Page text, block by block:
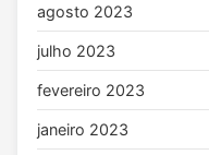
agosto 2023
julho 2023
fevereiro 2023
janeiro 2023